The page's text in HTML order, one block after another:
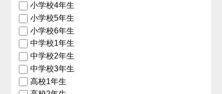
小学校4年生
小学校5年生
小学校6年生
中学校1年生
中学校2年生
中学校3年生
高校1年生